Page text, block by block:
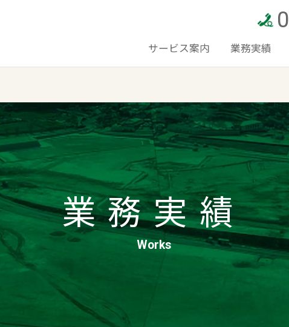
サービス案内 業務実績
業務実績
Works